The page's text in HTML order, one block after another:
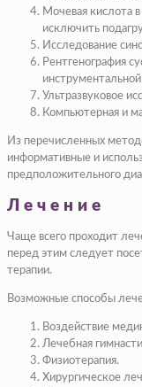
Мочевая кислота
исключить
Исследование
Рентгенография
Ультразвуковое
Компьютерная и
Из перечисленных
информативные и
предположительного
Лечение
Чаще всего проходит
перед этим следует
терапии.
Возможные способы
Воздействие
Лечебная
Физиотерапия.
Хирургическое